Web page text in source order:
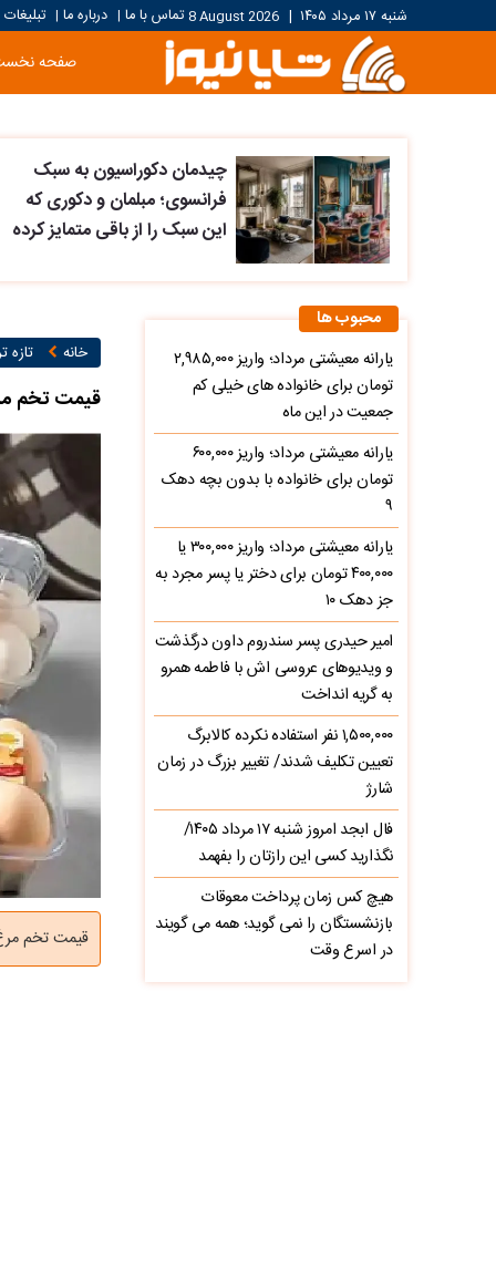
شنبه ۱۷ مرداد ۱۴۰۵ |
8 August 2026تماس با ما | درباره ما | تبلیغات
صفحه
چیدمان دکوراسیون به سبک
فرانسوی؛ مبلمان و دکوری که
این سبک را از باقی متمایز کرده
خانه تازه
قیمت تخم مرغ امروز
قیمت تخم مرغ امروز سه
محبوب ها
یارانه معیشتی مرداد؛ واریز ۲,۹۸۵,۰۰۰
تومان برای خانواده های خیلی کم
جمعیت در این ماه
یارانه معیشتی مرداد؛ واریز ۶۰۰,۰۰۰
تومان برای خانواده با بدون بچه دهک
۹
یارانه معیشتی مرداد؛ واریز ۳۰۰,۰۰۰ یا
۴۰۰,۰۰۰ تومان برای دختر یا پسر مجرد به
جز دهک ۱۰
امیر حیدری پسر سندروم داون درگذشت
و ویدیوهای عروسی اش با فاطمه همرو
به گریه انداخت
۱,۵۰۰,۰۰۰ نفر استفاده نکرده کالابرگ
تعیین تکلیف شدند/ تغییر بزرگ در زمان
شارژ
فال ابجد امروز شنبه ۱۷ مرداد ۱۴۰۵/
نگذارید کسی این رازتان را بفهمد
هیچ کس زمان پرداخت معوقات
بازنشستگان را نمی گوید؛ همه می گویند
در اسرع وقت